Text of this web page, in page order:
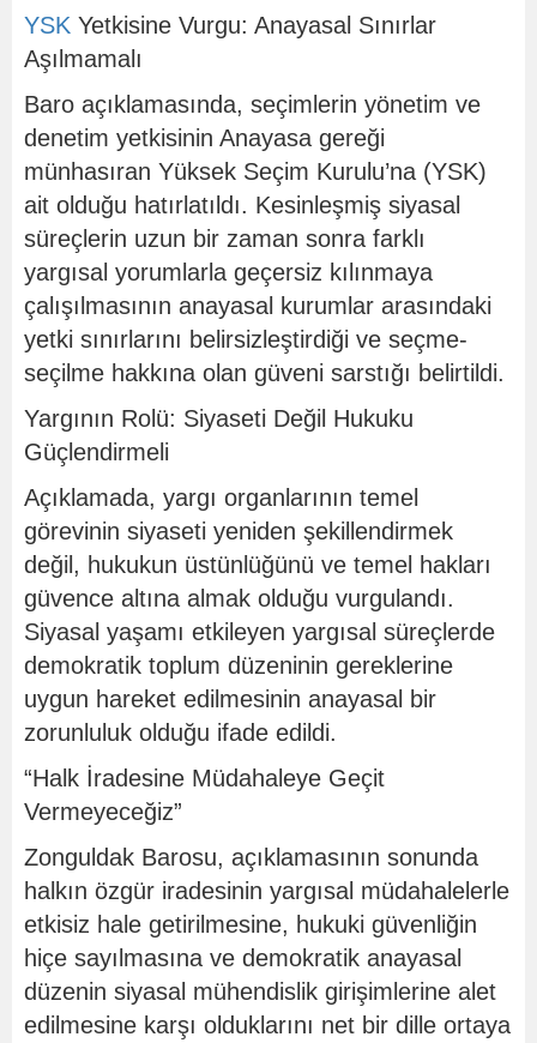
YSK Yetkisine Vurgu: Anayasal Sınırlar
Aşılmamalı
Baro açıklamasında, seçimlerin yönetim ve
denetim yetkisinin Anayasa gereği
münhasıran Yüksek Seçim Kurulu’na (YSK)
ait olduğu hatırlatıldı. Kesinleşmiş siyasal
süreçlerin uzun bir zaman sonra farklı
yargısal yorumlarla geçersiz kılınmaya
çalışılmasının anayasal kurumlar arasındaki
yetki sınırlarını belirsizleştirdiği ve seçme-
seçilme hakkına olan güveni sarstığı belirtildi.
Yargının Rolü: Siyaseti Değil Hukuku
Güçlendirmeli
Açıklamada, yargı organlarının temel
görevinin siyaseti yeniden şekillendirmek
değil, hukukun üstünlüğünü ve temel hakları
güvence altına almak olduğu vurgulandı.
Siyasal yaşamı etkileyen yargısal süreçlerde
demokratik toplum düzeninin gereklerine
uygun hareket edilmesinin anayasal bir
zorunluluk olduğu ifade edildi.
“Halk İradesine Müdahaleye Geçit
Vermeyeceğiz”
Zonguldak Barosu, açıklamasının sonunda
halkın özgür iradesinin yargısal müdahalelerle
etkisiz hale getirilmesine, hukuki güvenliğin
hiçe sayılmasına ve demokratik anayasal
düzenin siyasal mühendislik girişimlerine alet
edilmesine karşı olduklarını net bir dille ortaya